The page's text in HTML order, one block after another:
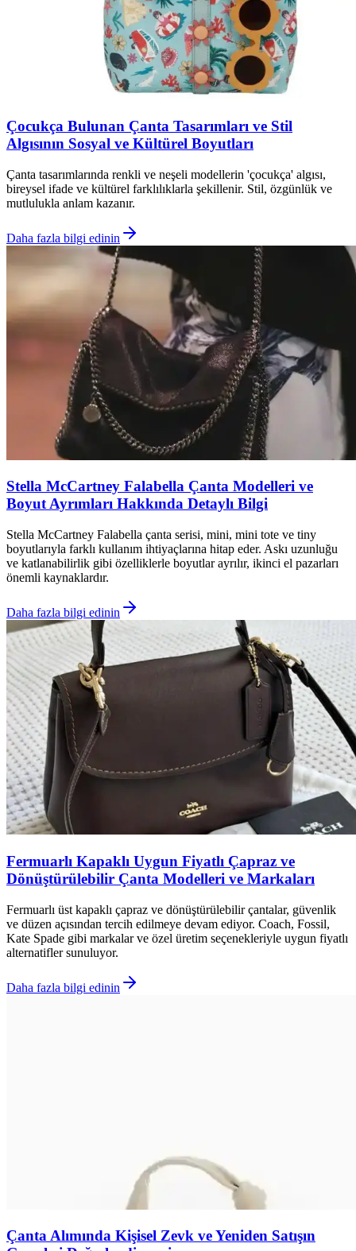
Çocukça Bulunan Çanta Tasarımları ve Stil
Algısının Sosyal ve Kültürel Boyutları
Çanta tasarımlarında renkli ve neşeli modellerin 'çocukça' algısı,
bireysel ifade ve kültürel farklılıklarla şekillenir. Stil, özgünlük ve
mutlulukla anlam kazanır.
Daha fazla bilgi edinin
Stella McCartney Falabella Çanta Modelleri ve
Boyut Ayrımları Hakkında Detaylı Bilgi
Stella McCartney Falabella çanta serisi, mini, mini tote ve tiny
boyutlarıyla farklı kullanım ihtiyaçlarına hitap eder. Askı uzunluğu
ve katlanabilirlik gibi özelliklerle boyutlar ayrılır, ikinci el pazarları
önemli kaynaklardır.
Daha fazla bilgi edinin
Fermuarlı Kapaklı Uygun Fiyatlı Çapraz ve
Dönüştürülebilir Çanta Modelleri ve Markaları
Fermuarlı üst kapaklı çapraz ve dönüştürülebilir çantalar, güvenlik
ve düzen açısından tercih edilmeye devam ediyor. Coach, Fossil,
Kate Spade gibi markalar ve özel üretim seçenekleriyle uygun fiyatlı
alternatifler sunuluyor.
Daha fazla bilgi edinin
Çanta Alımında Kişisel Zevk ve Yeniden Satışın